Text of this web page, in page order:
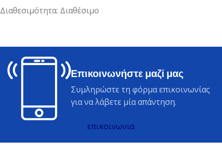
Διαθεσιμότητα: Διαθέσιμο
Επικοινωνήστε μαζί μας
Συμληρώστε τη φόρμα επικοινωνίας
για να λάβετε μία απάντηση.
επικοινωνια